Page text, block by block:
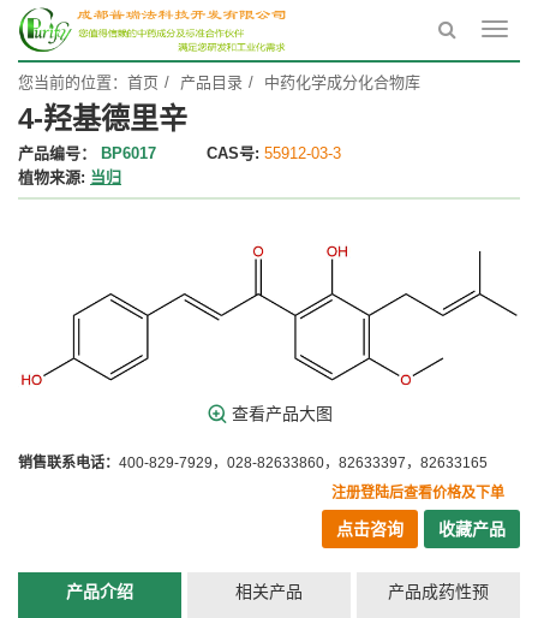
您当前的位置： 首页 产品目录 中药化学成分化合物库
4-羟基德里辛
产品编号： BP6017 CAS号: 55912-03-3
植物来源: 当归
查看产品大图
销售联系电话： 400-829-7929，028-82633860，82633397，82633165
注册登陆后查看价格及下单
点击咨询 收藏产品
产品介绍 相关产品
产品成药性预